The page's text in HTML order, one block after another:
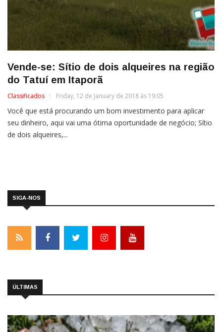
Vende-se: Sítio de dois alqueires na região
do Tatuí em Itaporã
Classificados Friday, 12 de January de 2018 às 19:05
Você que está procurando um bom investimento para aplicar
seu dinheiro, aqui vai uma ótima oportunidade de negócio; Sítio
de dois alqueires,...
SIGA-NOS
ÚLTIMAS